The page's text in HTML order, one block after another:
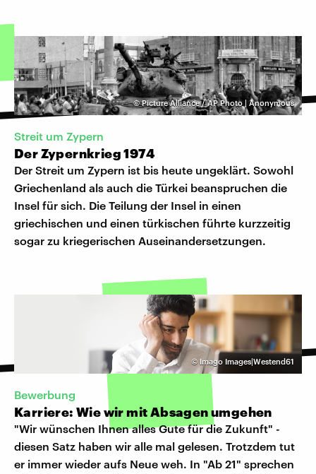
©Picture Alliance / AP Photo | Anonymous
Streit um Zypern
Der Zypernkrieg 1974
Der Streit um Zypern ist bis heute ungeklärt. Sowohl
Griechenland als auch die Türkei beanspruchen die
Insel für sich. Die Teilung der Insel in einen
griechischen und einen türkischen führte kurzzeitig
sogar zu kriegerischen Auseinandersetzungen.
© Imago Images|Westend61
Bewerbung
Karriere: Wie wir mit Absagen umgehen
"Wir wünschen Ihnen alles Gute für die Zukunft" -
diesen Satz haben wir alle mal gelesen. Trotzdem tut
er immer wieder aufs Neue weh. In "Ab 21" sprechen